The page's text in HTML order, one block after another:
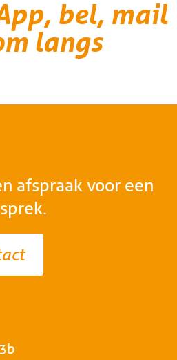
bel, mail
langs
afspraak voor een